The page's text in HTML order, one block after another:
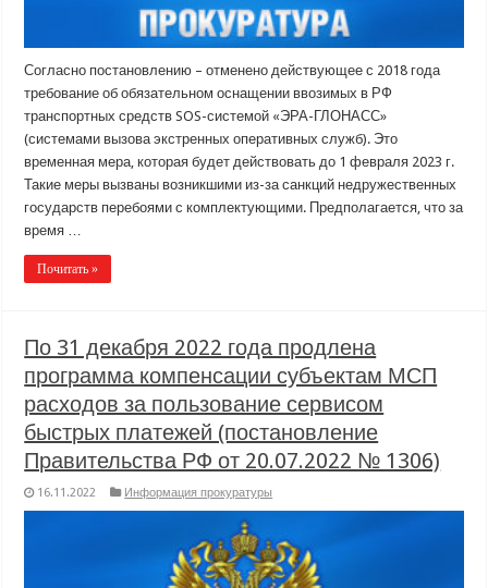
Согласно постановлению – отменено действующее с 2018 года
требование об обязательном оснащении ввозимых в РФ
транспортных средств SOS-системой «ЭРА-ГЛОНАСС»
(системами вызова экстренных оперативных служб). Это
временная мера, которая будет действовать до 1 февраля 2023 г.
Такие меры вызваны возникшими из-за санкций недружественных
государств перебоями с комплектующими. Предполагается, что за
время …
Почитать »
По 31 декабря 2022 года продлена
программа компенсации субъектам МСП
расходов за пользование сервисом
быстрых платежей (постановление
Правительства РФ от 20.07.2022 № 1306)
16.11.2022 Информация прокуратуры